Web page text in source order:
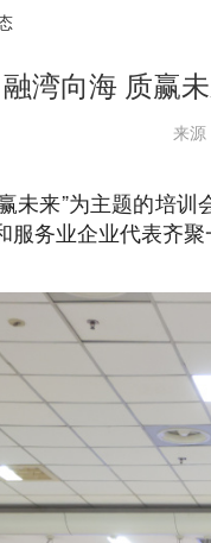
融湾向海 质赢
来
未来”为主题的培
务业企业代表齐